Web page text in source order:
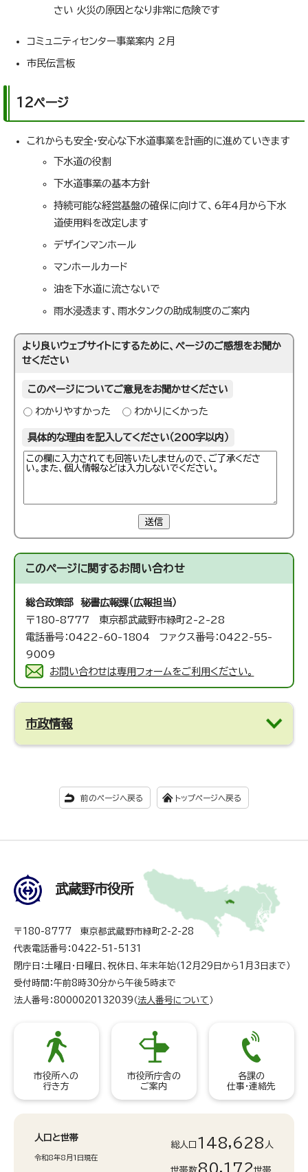
さい 火災の原因となり非常に危険です
コミュニティセンター事業案内 2月
市民伝言板
12ページ
これからも安全・安心な下水道事業を計画的に進めていきます
下水道の役割
下水道事業の基本方針
持続可能な経営基盤の確保に向けて、6年4月から下水
道使用料を改定します
デザインマンホール
マンホールカード
油を下水道に流さないで
雨水浸透ます、雨水タンクの助成制度のご案内
より良いウェブサイトにするために、ページのご感想をお聞か
せください
このページについてご意見をお聞かせください
わかりやすかった わかりにくかった
具体的な理由を記入してください（200字以内）
送信
このページに関するお問い合わせ
総合政策部 秘書広報課（広報担当）
〒180-8777 東京都武蔵野市緑町2-2-28
電話番号：0422-60-1804 ファクス番号：0422-55-
9009
お問い合わせは専用フォームをご利用ください。
市政情報
前のページへ戻る トップページへ戻る
武蔵野市役所
〒180-8777 東京都武蔵野市緑町2-2-28
代表電話番号：0422-51-5131
閉庁日：土曜日・日曜日、祝休日、年末年始（12月29日から1月3日まで）
受付時間：午前8時30分から午後5時まで
法人番号：8000020132039（ 法人番号について ）
市役所への
行き方
市役所庁舎の
ご案内
各課の
仕事・連絡先
人口と世帯
令和8年8月1日現在
総人口 148,628 人
80,172